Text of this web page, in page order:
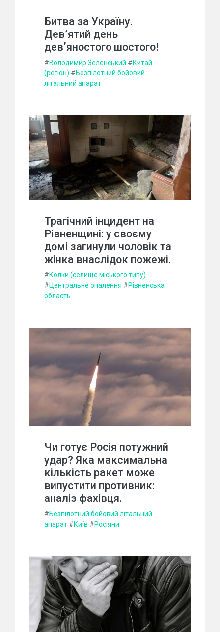
Битва за Україну.
Дев’ятий день
дев’яностого шостого!
#Володимир Зеленський #Китай
(регіон) #Безпілотний бойовий
літальний апарат
Трагічний інцидент на
Рівненщині: у своєму
домі загинули чоловік та
жінка внаслідок пожежі.
#Колки (селище міського типу)
#Центральне опалення #Рівненська
область
Чи готує Росія потужний
удар? Яка максимальна
кількість ракет може
випустити противник:
аналіз фахівця.
#Безпілотний бойовий літальний
апарат #Київ #Росіяни